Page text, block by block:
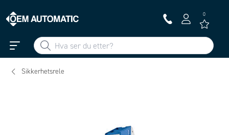
0
Sikkerhetsrele